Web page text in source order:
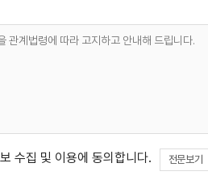
관계법령에 따라 고지하고 안내해 드립니다.
수집 및 이용에 동의합니다. 전문보기